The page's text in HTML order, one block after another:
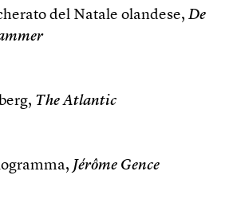
del Natale olandese, De
The Atlantic
Jérôme Gence